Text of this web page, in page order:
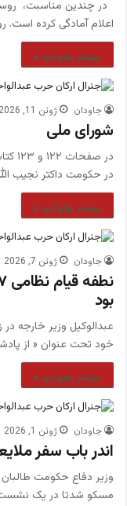
در چندین مناسبت،
اعلام آمادگی کرده
بیشتر بخوانید »
جاودان ژوئن 11, 2026
شورای ملی
در
در حکومت داکتر نجیب
بیشتر بخوانید »
جاودان ژوئن 7, 2026
بود
عبدالوکیل وزیر خارجه
خود تحت عنوان « از
بیشتر بخوانید »
جاودان ژوئن 1, 2026
اندر باب سفر
وزیر دفاع حکومت
مسکو شدتا در یک نشست